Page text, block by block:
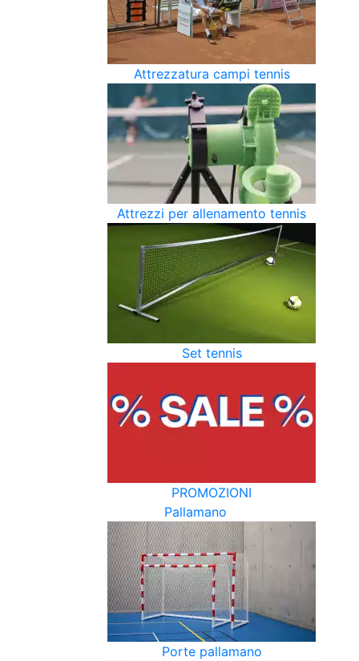
Attrezzatura campi tennis
Attrezzi per allenamento tennis
Set tennis
PROMOZIONI
Pallamano
Porte pallamano